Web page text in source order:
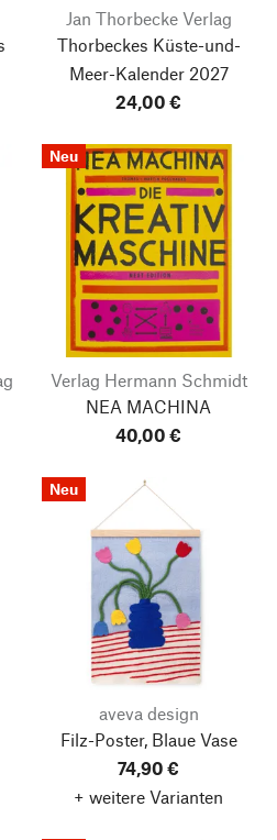
Jan Thorbecke Verlag
Thorbeckes Küste-und-
Meer-Kalender 2027
24,00 €
Neu
Verlag Hermann Schmidt
NEA MACHINA
40,00 €
Neu
aveva design
Filz-Poster, Blaue Vase
74,90 €
+ weitere Varianten